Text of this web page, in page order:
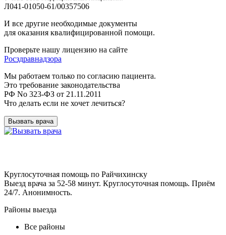
Л041-01050-61/00357506
И все другие необходимые документы
для оказания квалифицированной помощи.
Проверьте нашу лицензию на сайте
Росздравнадзора
Мы работаем только по согласию пациента.
Это требование законодательства
РФ No 323-ФЗ от 21.11.2011
Что делать если не хочет лечиться?
Вызвать врача
Круглосуточная помощь по Райчихинску
Выезд врача за 52-58 минут. Круглосуточная помощь. Приём
24/7. Анонимность.
Районы выезда
Все районы